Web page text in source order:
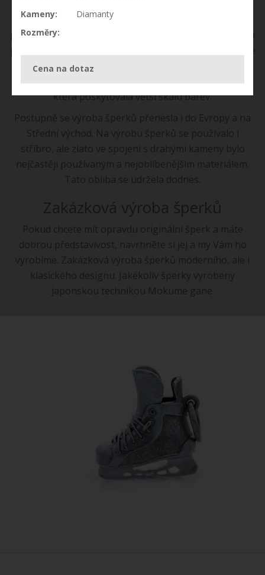
náhrdelníků a různých spon a amuletů. Mnohem
později se začaly vyrábět z kovu. Nejdříve to byla měď a
později i zlato, kterému dávali přednost Egypťané. Zlaté
šperky byly znakem luxusu. Při výrobě zlatých šperků
začali používat i drahé kameny nebo barevná skla,
která poskytovala větší škálu barev.
Postupně se výroba šperků přenesla i do Evropy a na
Střední východ. Na výrobu šperků se používalo i
stříbro, ale zlato ve spojení s drahými kameny bylo
nejčastěji používaným a nejoblíbenějším materiálem.
Tato obliba se udržela dodnes.
Zakázková výroba šperků
Pokud chcete mít opravdu originální šperk a máte
dobrou představivost, navrhněte si jej a my Vám ho
vyrobíme. Zakázková výroba šperků moderního, ale i
klasického designu. Jakékoliv šperky vyrobeny
japonskou technikou Mokume gane.
Kameny:
Diamanty
Rozměry:
Cena na dotaz